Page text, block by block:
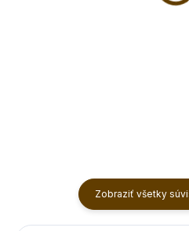
Zobraziť všetky